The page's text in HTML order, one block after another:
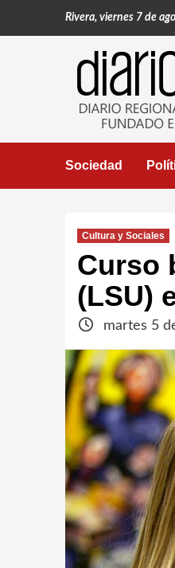
Rivera, viernes 7 de
Sociedad
Cultura y Sociales
Curso
(LSU)
martes 5